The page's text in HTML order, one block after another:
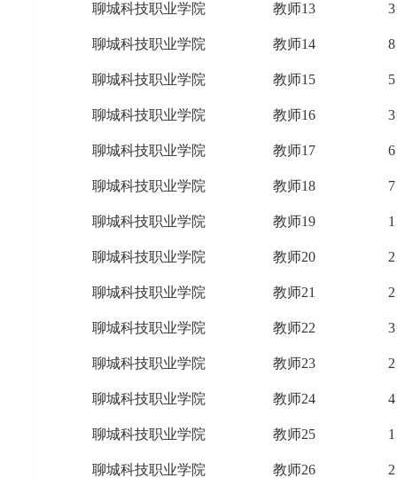
聊城科技职业学院 教师13 3
聊城科技职业学院 教师14 8
聊城科技职业学院 教师15 5
聊城科技职业学院 教师16 3
聊城科技职业学院 教师17 6
聊城科技职业学院 教师18 7
聊城科技职业学院 教师19 1
聊城科技职业学院 教师20 2
聊城科技职业学院 教师21 2
聊城科技职业学院 教师22 3
聊城科技职业学院 教师23 2
聊城科技职业学院 教师24 4
聊城科技职业学院 教师25 1
聊城科技职业学院 教师26 2